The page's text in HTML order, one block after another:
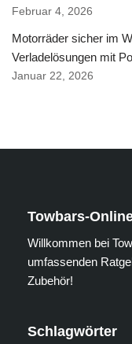
Februar 4, 2026
Motorräder sicher im
Verladelösungen mit
Januar 22, 2026
Towbars-
Willkommen bei
umfassenden
Zubehör!
Schlagwörter